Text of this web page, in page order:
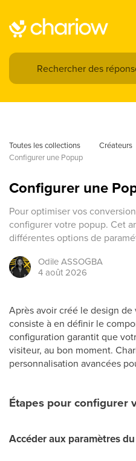
Toutes les collections Créateurs
Configurer une Popup
Configurer une
Pour optimiser vos
configurer votre popup. Cet
différentes options de
OdileASSOGBA
4 août 2026
Après avoir créé le design
consiste à en définir le
configuration garantit que
visiteur, au bon moment.
personnalisation avancées
Étapes pour configurer
Accéder aux paramètres